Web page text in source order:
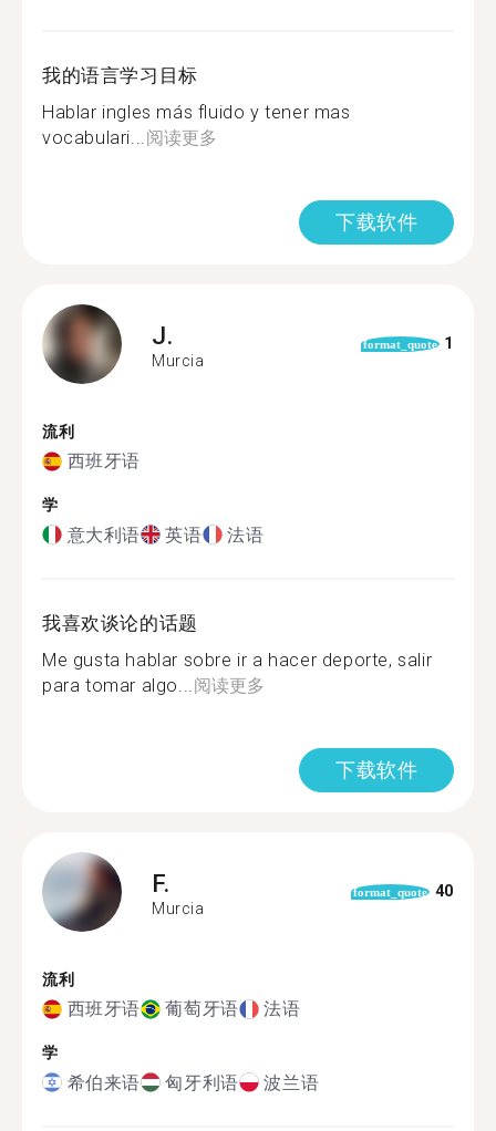
我的语言学习目标
Hablar ingles más fluido y tener mas
vocabulari... 阅读更多
下载软件
J.
Murcia
format_quote 1
流利
西班牙语
学
意大利语 英语 法语
我喜欢谈论的话题
Me gusta hablar sobre ir a hacer deporte, salir
para tomar algo... 阅读更多
下载软件
F.
Murcia
format_quote 40
流利
西班牙语 葡萄牙语 法语
学
希伯来语 匈牙利语 波兰语